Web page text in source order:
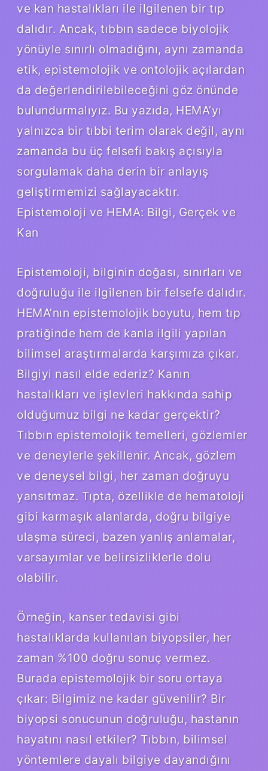
ve kan hastalıkları ile ilgilenen bir tıp
dalıdır. Ancak, tıbbın sadece biyolojik
yönüyle sınırlı olmadığını, aynı zamanda
etik, epistemolojik ve ontolojik açılardan
da değerlendirilebileceğini göz önünde
bulundurmalıyız. Bu yazıda, HEMA’yı
yalnızca bir tıbbi terim olarak değil, aynı
zamanda bu üç felsefi bakış açısıyla
sorgulamak daha derin bir anlayış
geliştirmemizi sağlayacaktır.
Epistemoloji ve HEMA: Bilgi, Gerçek ve
Kan
Epistemoloji, bilginin doğası, sınırları ve
doğruluğu ile ilgilenen bir felsefe dalıdır.
HEMA’nın epistemolojik boyutu, hem tıp
pratiğinde hem de kanla ilgili yapılan
bilimsel araştırmalarda karşımıza çıkar.
Bilgiyi nasıl elde ederiz? Kanın
hastalıkları ve işlevleri hakkında sahip
olduğumuz bilgi ne kadar gerçektir?
Tıbbın epistemolojik temelleri, gözlemler
ve deneylerle şekillenir. Ancak, gözlem
ve deneysel bilgi, her zaman doğruyu
yansıtmaz. Tıpta, özellikle de hematoloji
gibi karmaşık alanlarda, doğru bilgiye
ulaşma süreci, bazen yanlış anlamalar,
varsayımlar ve belirsizliklerle dolu
olabilir.
Örneğin, kanser tedavisi gibi
hastalıklarda kullanılan biyopsiler, her
zaman %100 doğru sonuç vermez.
Burada epistemolojik bir soru ortaya
çıkar: Bilgimiz ne kadar güvenilir? Bir
biyopsi sonucunun doğruluğu, hastanın
hayatını nasıl etkiler? Tıbbın, bilimsel
yöntemlere dayalı bilgiye dayandığını